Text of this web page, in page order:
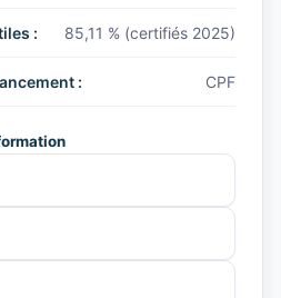
: 85,11 % (certifiés 2025)
: CPF